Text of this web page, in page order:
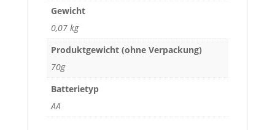
Gewicht
0,07 kg
Produktgewicht (ohne Verpackung)
70g
Batterietyp
AA